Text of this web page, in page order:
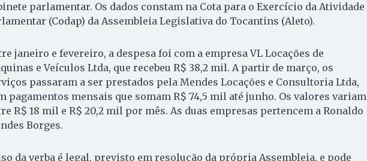
parlamentar. Os dados constam na Cota para o Exercício da Atividade
(Codap) da Assembleia Legislativa do Tocantins (Aleto).
janeiro e fevereiro, a despesa foi com a empresa VL Locações de
e Veículos Ltda, que recebeu R$ 38,2 mil. A partir de março, os
passaram a ser prestados pela Mendes Locações e Consultoria Ltda,
pagamentos mensais que somam R$ 74,5 mil até junho. Os valores variam
R$ 18 mil e R$ 20,2 mil por mês. As duas empresas pertencem a Ronaldo
Borges.
da verba é legal, previsto em resolução da própria Assembleia, e pode